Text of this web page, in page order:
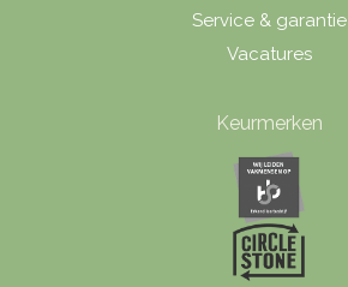
Service & garantie
Vacatures
Keurmerken